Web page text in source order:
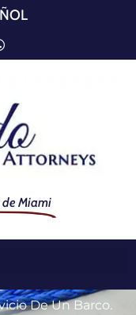
de Miami
De Un Barco.